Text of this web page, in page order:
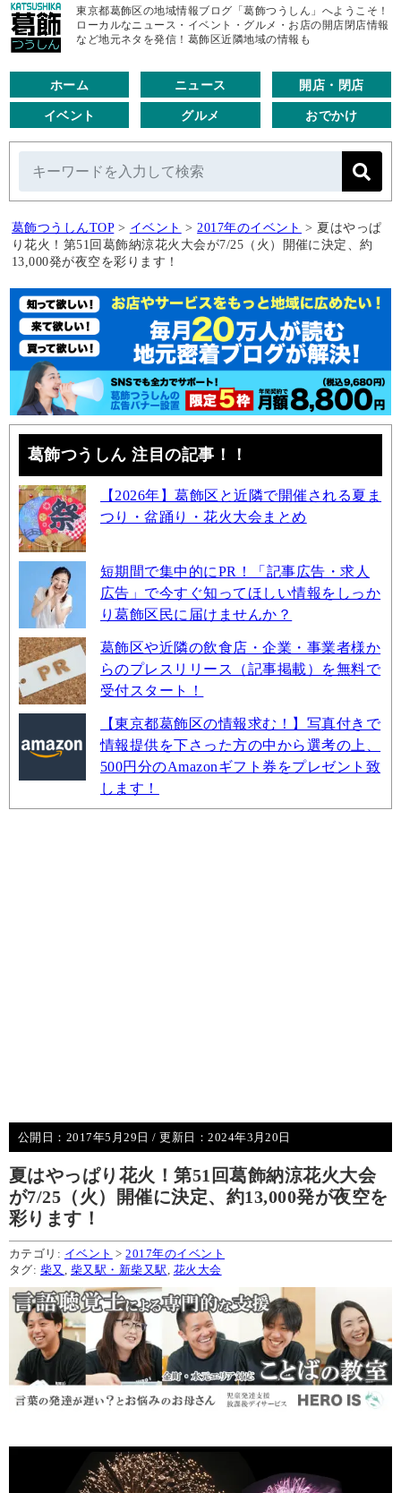
東京都葛飾区の地域情報ブログ「葛飾つうしん」へようこそ！
ローカルなニュース・イベント・グルメ・お店の開店閉店情報
など地元ネタを発信！葛飾区近隣地域の情報も
ホーム ニュース 開店・閉店
イベント グルメ おでかけ
葛飾つうしんTOP > イベント > 2017年のイベント > 夏はやっぱ
り花火！第51回葛飾納涼花火大会が7/25（火）開催に決定、約
13,000発が夜空を彩ります！
葛飾つうしん 注目の記事！！
【2026年】葛飾区と近隣で開催される夏ま
つり・盆踊り・花火大会まとめ
短期間で集中的にPR！「記事広告・求人
広告」で今すぐ知ってほしい情報をしっか
り葛飾区民に届けませんか？
葛飾区や近隣の飲食店・企業・事業者様か
らのプレスリリース（記事掲載）を無料で
受付スタート！
【東京都葛飾区の情報求む！】写真付きで
情報提供を下さった方の中から選考の上、
500円分のAmazonギフト券をプレゼント致
します！
公開日： 2017年5月29日 / 更新日：2024年3月20日
夏はやっぱり花火！第51回葛飾納涼花火大会
が7/25（火）開催に決定、約13,000発が夜空を
彩ります！
カテゴリ: イベント >2017年のイベント
タグ: 柴又 柴又駅・新柴又駅 花火大会